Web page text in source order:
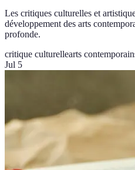
Les critiques culturelles et
développement des arts
profonde.
critique culturellearts
Jul 5